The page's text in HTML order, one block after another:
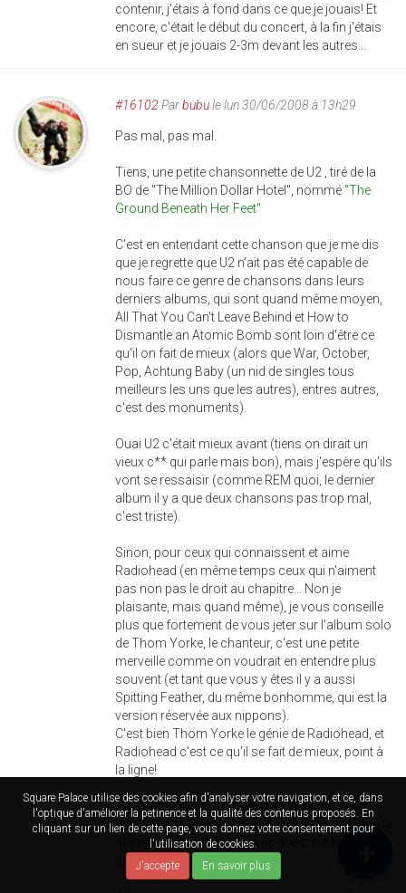
Square Palace utilise des cookies afin d'analyser votre navigation, et ce, dans
l'optique d'améliorer la petinence et la qualité des contenus proposés. En
cliquant sur un lien de cette page, vous donnez votre consentement pour
l'utilisation de cookies.
J'accepte
En savoir plus
contenir, j'étais à fond dans ce que je jouais! Et
encore, c'était le début du concert, à la fin j'étais
en sueur et je jouais 2-3m devant les autres...
#16102 Parbubule lun 30/06/2008 à 13h29
Pas mal, pas mal.
Tiens, une petite chansonnette de U2 , tiré de la
BO de "The Million Dollar Hotel", nommé "The
Ground Beneath Her Feet"
C'est en entendant cette chanson que je me dis
que je regrette que U2 n'ait pas été capable de
nous faire ce genre de chansons dans leurs
derniers albums, qui sont quand même moyen,
All That You Can't Leave Behind et How to
Dismantle an Atomic Bomb sont loin d'être ce
qu'il on fait de mieux (alors que War, October,
Pop, Achtung Baby (un nid de singles tous
meilleurs les uns que les autres), entres autres,
c'est des monuments).
Ouai U2 c'était mieux avant (tiens on dirait un
vieux c** qui parle mais bon), mais j'espère qu'ils
vont se ressaisir (comme REM quoi, le dernier
album il y a que deux chansons pas trop mal,
c'est triste).
Sinon, pour ceux qui connaissent et aime
Radiohead (en même temps ceux qui n'aiment
pas non pas le droit au chapitre... Non je
plaisante, mais quand même), je vous conseille
plus que fortement de vous jeter sur l'album solo
de Thom Yorke, le chanteur, c'est une petite
merveille comme on voudrait en entendre plus
souvent (et tant que vous y êtes il y a aussi
Spitting Feather, du même bonhomme, qui est la
version réservée aux nippons).
C'est bien Thom Yorke le génie de Radiohead, et
Radiohead c'est ce qu'il se fait de mieux, point à
la ligne!
Par contre attention, c'est pas facile d'accès,
faut écouter à de multiples reprises pour en tiré la
quintessence, mais une fois que c'est fait, c'est
que du bonheur.